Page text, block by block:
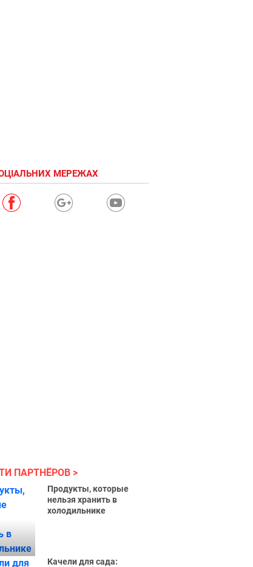
МЕРЕЖАХ
ПАРТНЁРОВ
Продукты, которые
нельзя хранить в
холодильнике
Качели для сада: